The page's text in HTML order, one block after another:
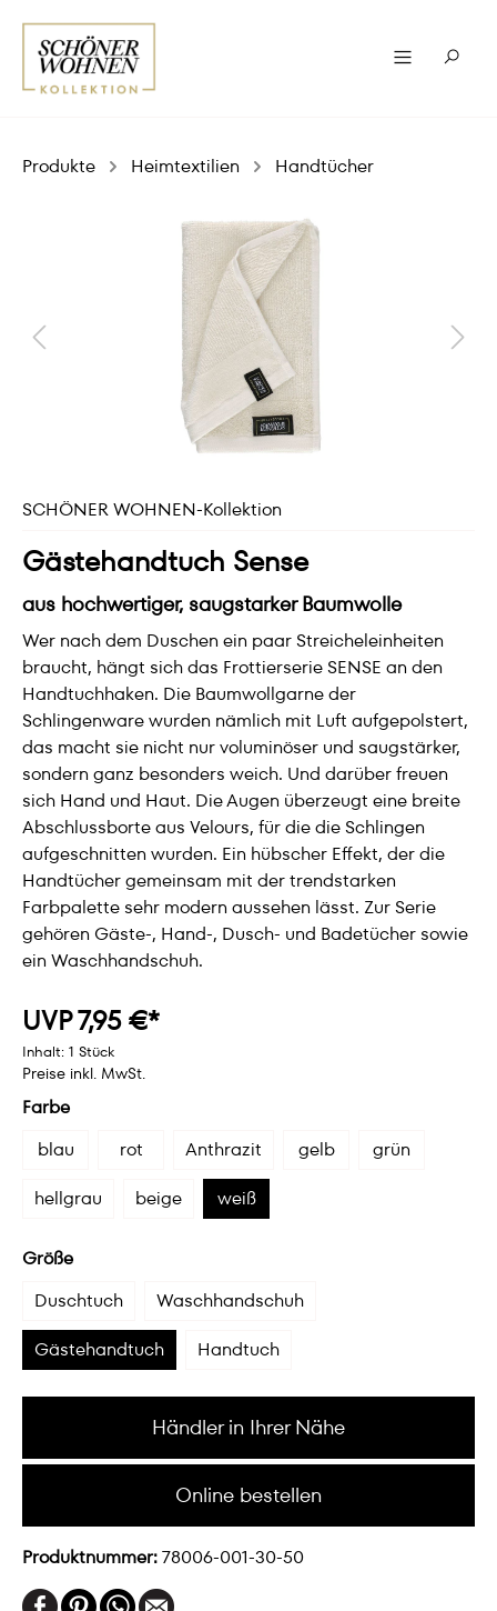
Produkte Heimtextilien Handtücher
SCHÖNER WOHNEN-Kollektion
Gästehandtuch Sense
aus hochwertiger, saugstarker Baumwolle
Wer nach dem Duschen ein paar Streicheleinheiten
braucht, hängt sich das Frottierserie SENSE an den
Handtuchhaken. Die Baumwollgarne der
Schlingenware wurden nämlich mit Luft aufgepolstert,
das macht sie nicht nur voluminöser und saugstärker,
sondern ganz besonders weich. Und darüber freuen
sich Hand und Haut. Die Augen überzeugt eine breite
Abschlussborte aus Velours, für die die Schlingen
aufgeschnitten wurden. Ein hübscher Effekt, der die
Handtücher gemeinsam mit der trendstarken
Farbpalette sehr modern aussehen lässt. Zur Serie
gehören Gäste-, Hand-, Dusch- und Badetücher sowie
ein Waschhandschuh.
UVP 7,95 €*
Inhalt: 1 Stück
Preise inkl. MwSt.
Farbe
blau
rot Anthrazit gelb
grün
hellgrau
beige weiß
Größe
Duschtuch
Waschhandschuh
Gästehandtuch
Handtuch
Händler in Ihrer Nähe
Online bestellen
Produktnummer:78006-001-30-50